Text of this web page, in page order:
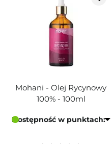
Mohani - Olej Rycynowy
100% - 100ml
Dostępność w punktach: